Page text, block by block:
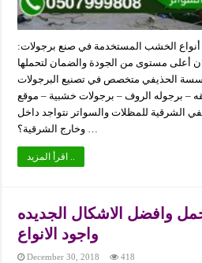
الخشب المستخدمة في صنع برجولات:
أعلى مستوى من الجودة والضمان لتحملها
الحذيفي متخصص في تصنيع البرجولات
– برجوله الروف – برجولات خشبية – موقع
الشرقية للمظلات والسواتر نتواجد داخل
وخارج الشرقية؟ …
اقرأ المزيد ..
وافضل الاشكال الجديده
واجود الانواع
December 30, 2018 418